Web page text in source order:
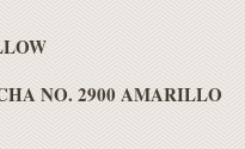
NO. 2900 AMARILLO